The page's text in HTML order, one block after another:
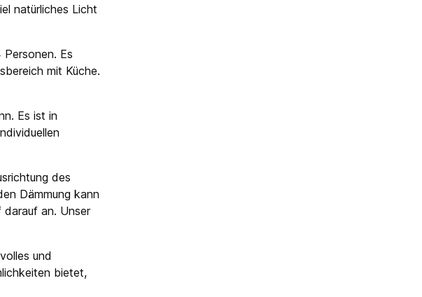
natürliches Licht
Es
mit Küche.
Es ist in
des
Dämmung kann
an. Unser
und
bietet,